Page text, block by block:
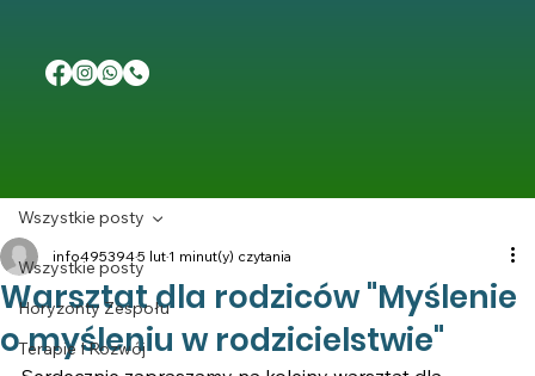
Wszystkie posty
Horyzonty Zespołu
Terapie I Rozwój
Wszystkie posty
Warsztat dla rodziców "Myślenie
o myśleniu w rodzicielstwie"
info4953945 lut 1 minut(y) czytania